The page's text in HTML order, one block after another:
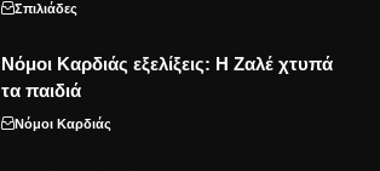
Σπιλιάδες
Νόμοι Καρδιάς εξελίξεις: Η Ζαλέ χτυπά
τα παιδιά
Νόμοι Καρδιάς